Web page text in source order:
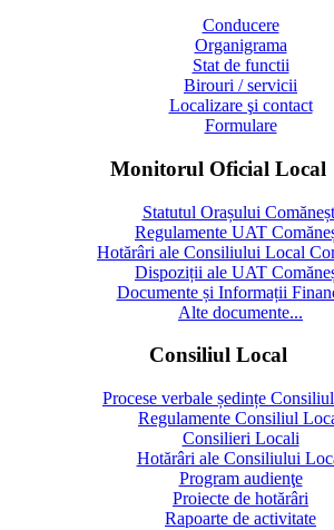
Conducere
Organigrama
Stat de functii
Birouri / servicii
Localizare şi contact
Formulare
Monitorul Oficial Local
Statutul Orașului
Regulamente UAT
Hotărâri ale Consiliului Local
Dispoziții ale UAT
Documente și Informații
Alte documente...
Consiliul Local
Procese verbale ședințe
Regulamente Consiliul
Consilieri Locali
Hotărâri ale Consiliului
Program audienţe
Proiecte de hotărâri
Rapoarte de activitate